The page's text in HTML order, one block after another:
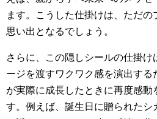
ます。こうした仕掛けは、ただ
思い出となるでしょう。
さらに、この隠しシールの仕掛
ージを渡すワクワク感を演出する
が実際に成長したときに再度感動
す。例えば、誕生日に贈られたシ